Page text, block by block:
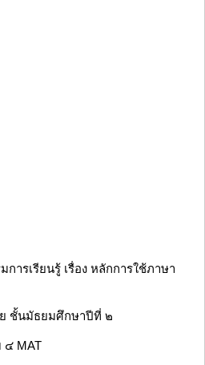
ารเรียนรู้ เรื่อง หลักการใช้ภาษา
ย ชั้นมัธยมศึกษาปีที่ ๒
๔ MAT